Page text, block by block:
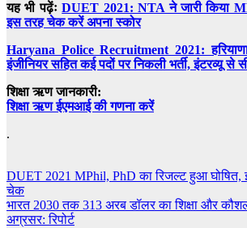
यह भी पढ़ेंःDUET 2021: NTA ने जारी किया
इस तरह चेक करें अपना स्कोर
Haryana Police Recruitment 2021:
इंजीनियर सहित कई पदों पर निकली भर्ती, इंटरव्यू से
शिक्षा ऋण जानकारी:
शिक्षा ऋण ईएमआई की गणना करें
.
Post
navigation
DUET 2021 MPhil, PhD का रिजल्ट हुआ
चेक
भारत 2030 तक 313 अरब डॉलर का शिक्षा और
अग्रसर: रिपोर्ट